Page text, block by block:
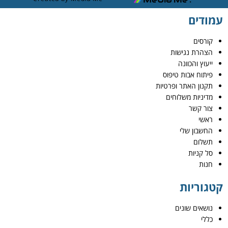
עמודים
קורסים
הצהרת נגישות
ייעוץ והכוונה
פיתוח אבות טיפוס
תקנון האתר ופרטיות
מדיניות משלוחים
צור קשר
ראשי
החשבון שלי
תשלום
סל קניות
חנות
קטגוריות
נושאים שונים
כללי